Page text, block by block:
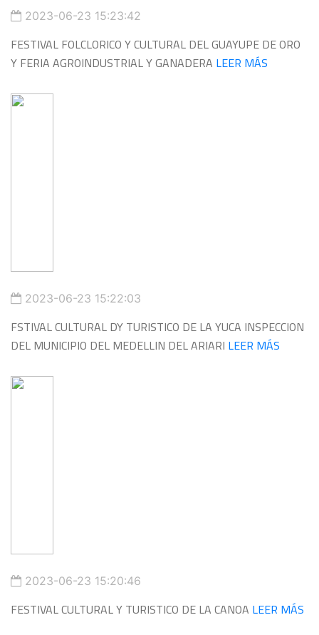
2023-06-23 15:23:42
FESTIVAL FOLCLORICO Y CULTURAL DEL GUAYUPE DE ORO
Y FERIA AGROINDUSTRIAL Y GANADERA LEER MÁS
2023-06-23 15:22:03
FSTIVAL CULTURAL DY TURISTICO DE LA YUCA INSPECCION
DEL MUNICIPIO DEL MEDELLIN DEL ARIARI LEER MÁS
2023-06-23 15:20:46
FESTIVAL CULTURAL Y TURISTICO DE LA CANOA LEER MÁS